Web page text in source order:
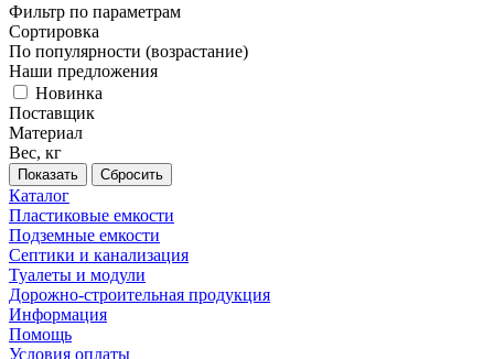
Фильтр по параметрам
Сортировка
По популярности (возрастание)
Наши предложения
Новинка
Поставщик
Материал
Вес, кг
Сбросить
Каталог
Пластиковые емкости
Подземные емкости
Септики и канализация
Туалеты и модули
Дорожно-строительная продукция
Информация
Помощь
Условия оплаты